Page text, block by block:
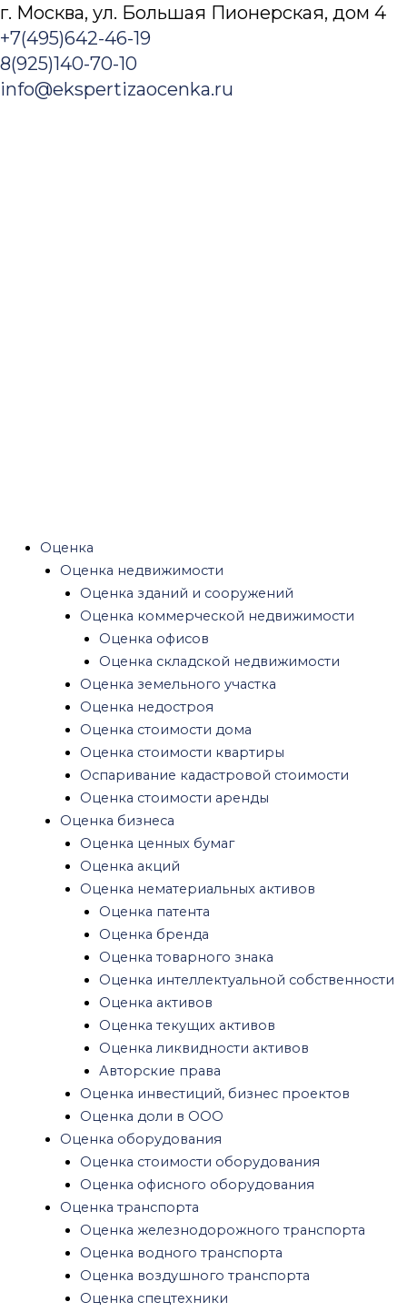
г. Москва, ул. Большая Пионерская, дом 4​
+7(495)642-46-19
8(925)140-70-10
info@ekspertizaocenka.ru
Оценка
Оценка недвижимости
Оценка зданий и сооружений
Оценка коммерческой недвижимости
Оценка офисов
Оценка складской недвижимости
Оценка земельного участка
Оценка недостроя
Оценка стоимости дома
Оценка стоимости квартиры
Оспаривание кадастровой стоимости
Оценка стоимости аренды
Оценка бизнеса
Оценка ценных бумаг
Оценка акций
Оценка нематериальных активов
Оценка патента
Оценка бренда
Оценка товарного знака
Оценка интеллектуальной собственности
Оценка активов
Оценка текущих активов
Оценка ликвидности активов
Авторские права
Оценка инвестиций, бизнес проектов
Оценка доли в ООО
Оценка оборудования
Оценка стоимости оборудования
Оценка офисного оборудования
Оценка транспорта
Оценка железнодорожного транспорта
Оценка водного транспорта
Оценка воздушного транспорта
Оценка спецтехники
Заказать услугу
Оценка
Оценка ликвидности активов
Оценка инвестиций, бизнес проектов
Оценка доли в ООО
Оценка оборудования
Оценка стоимости оборудования
Оценка офисного оборудования
Оценка транспорта
Оценка железнодорожного транспорта
Оценка водного транспорта
Оценка воздушного транспорта
Оценка спецтехники
Оценка ущерба
Оценка ущерба квартиры после залива
Оценка ущерба после пожара
Оценка ущерба автомобиля после ДТП
Оценка убытков и упущенной выгоды
Другие виды оценок
Рецензия на оценку
Оценка для нотариуса
Оценка имущества при разводе
Судебная оценка
Оценка антиквариата
Юридические услуги
Экспертиза
Строительная экспертиза
Экспертиза качества строительства
дома
Судебная строительная экспертиза
Рецензия строительной экспертизы
Рецензия на заключение кадастрового